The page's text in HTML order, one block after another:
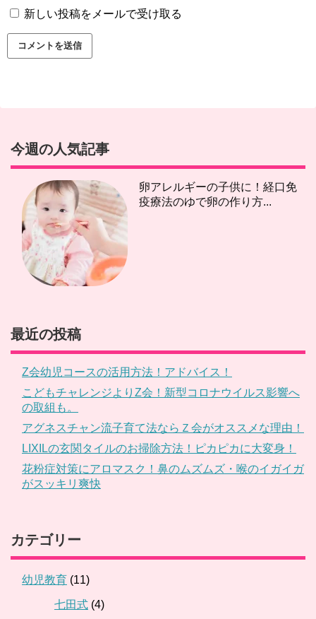
新しい投稿をメールで受け取る
今週の人気記事
卵アレルギーの子供に！経口免
疫療法のゆで卵の作り方...
最近の投稿
Z会幼児コースの活用方法！アドバイス！
こどもチャレンジよりZ会！新型コロナウイルス影響へ
の取組も。
アグネスチャン流子育て法ならＺ会がオススメな理由！
LIXILの玄関タイルのお掃除方法！ピカピカに大変身！
花粉症対策にアロマスク！鼻のムズムズ・喉のイガイガ
がスッキリ爽快
カテゴリー
幼児教育 (11)
七田式 (4)